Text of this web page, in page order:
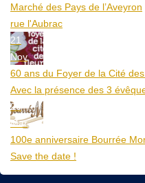
Marché des Pays de l’Aveyron
rue l'Aubrac
21
Nov
60 ans du Foyer de la Cité
Avec la présence des 3
20
Mar
100e anniversaire Bourrée
Save the date !